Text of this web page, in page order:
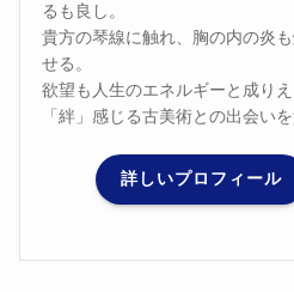
るも良し。
貴方の琴線に触れ、胸の内の炎
せる。
欲望も人生のエネルギーと成りえ
「絆」感じる古美術との出会いを
詳しいプロフィール